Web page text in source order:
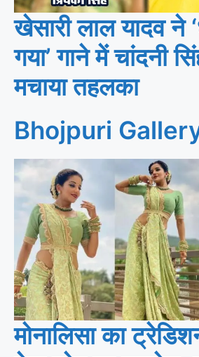
खेसारी लाल यादव ने
गया’ गाने में चांदनी
मचाया तहलका
Bhojpuri
मोनालिसा का